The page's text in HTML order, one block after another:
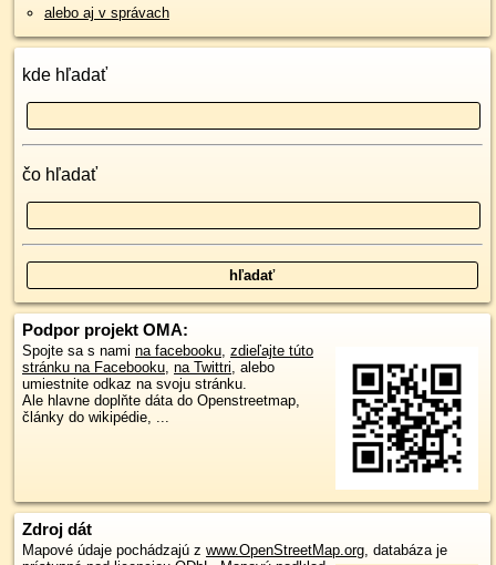
alebo aj v správach
kde hľadať
čo hľadať
Podpor projekt OMA:
Spojte sa s nami na facebooku, zdieľajte túto
stránku na Facebooku, na Twittri, alebo
umiestnite odkaz na svoju stránku.
Ale hlavne doplňte dáta do Openstreetmap,
články do wikipédie, ...
Zdroj dát
Mapové údaje pochádzajú z www.OpenStreetMap.org, databáza je